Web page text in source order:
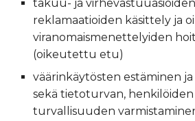
takuu- ja
reklamaatioiden käsittely ja
viranomaismenettelyiden
(oikeutettu etu)
väärinkäytösten estäminen
sekä tietoturvan,
turvallisuuden